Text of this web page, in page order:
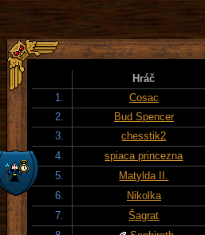
Hráč
1.
Cosac
2.
Bud Spencer
3.
chesstik2
4.
spiaca princezna
5.
Matylda II.
6.
Nikolka
7.
Šagrat